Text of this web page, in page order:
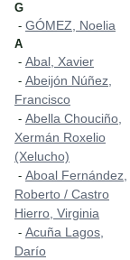
G
- GÓMEZ, Noelia
A
- Abal, Xavier
- Abeijón Núñez,
Francisco
- Abella Chouciño,
Xermán Roxelio
(Xelucho)
- Aboal Fernández,
Roberto / Castro
Hierro, Virginia
- Acuña Lagos,
Darío